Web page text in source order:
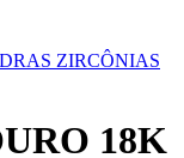
ZIRCÔNIAS
18K